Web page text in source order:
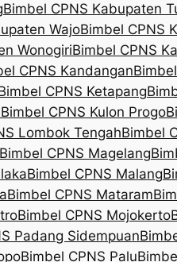
Bimbel CPNS Kabupaten
WajoBimbel CPNS
WonogiriBimbel CPNS
CPNS Kandangan
CPNS Ketapang
Bimbel CPNS Kulon Progo
Lombok TengahBimbel
Bimbel CPNS Magelang
Bimbel CPNS Malang
Bimbel CPNS Mataram
Bimbel CPNS Mojokerto
Padang Sidempuan
Bimbel CPNS Palu